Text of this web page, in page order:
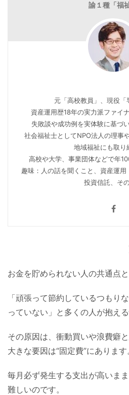
諭１種「福
元「高校教員」、現役「
資産運用歴18年の実力派ファイ
失敗談や成功例を実体験に基づ
社会福祉士としてNPO法人の理事
地域福祉にも取り
高校や大学、事業団体などで年
趣味：人の話を聞くこと、資産運用
投資信託、その
お金を貯められない人の共通点
「頑張って節約しているつもり
っていない」と多くの人が抱える
その原因は、衝動買いや浪費癖
大きな要因は“固定費”にあります
毎月必ず発生する支出が高いま
難しいのです。